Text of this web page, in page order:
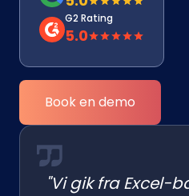
G2 Rating
5.0
Book en demo
"Vi gik fra Excel-